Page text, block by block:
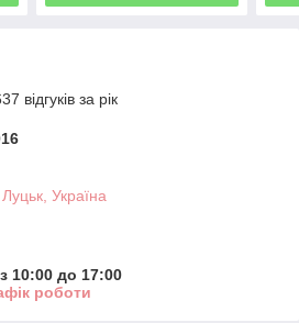
відгуків за рік
Україна
10:00 до 17:00
роботи